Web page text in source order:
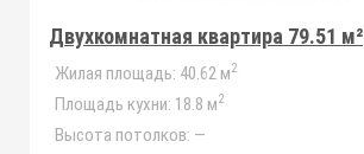
Двухкомнатная квартира 79.51 м²
Жилая площадь: 40.62 м2
Площадь кухни: 18.8 м2
Высота потолков: —